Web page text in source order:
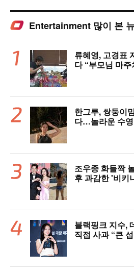
Entertainment 많이 본
류혜영, 고경표
다 “부모님 마
한그루, 쌍둥이
다…놀라운 수
조우종 화들짝
후 과감한 '비키
블랙핑크 지수,
직접 사과 “큰